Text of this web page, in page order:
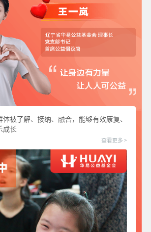
被了解、接纳、融合，能够有效康复、
成长
查看更多 >